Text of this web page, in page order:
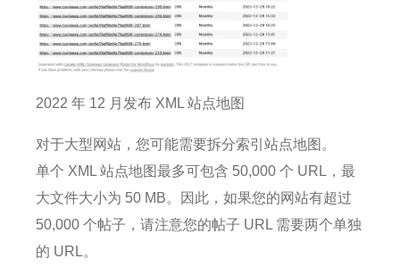
2022 年 12 月发布 XML 站点地图
对于大型网站，您可能需要拆分索引站点地图。
单个 XML 站点地图最多可包含 50,000 个 URL，最
大文件大小为 50 MB。
因此，如果您的网站有超过
50,000 个帖子，请注意您的帖子 URL 需要两个单独
的 URL。